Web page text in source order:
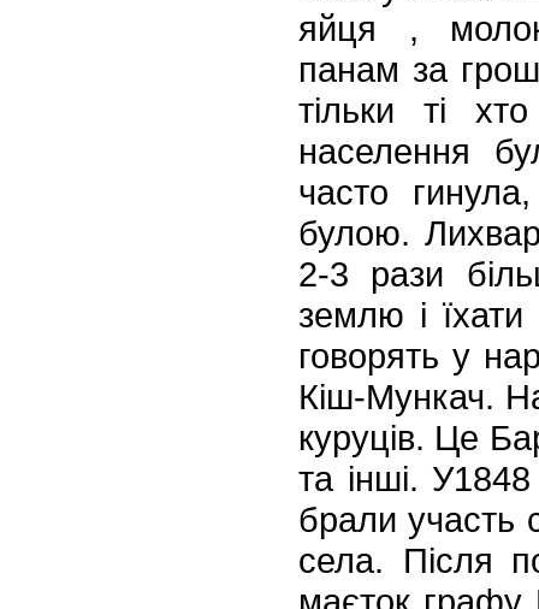
яйця ,
панам за
тільки ті
населення
часто
булою.
2-3 рази
землю і
говорять у
Кіш-Мункач.
куруців. Це
та інші.
брали участь
села. Після